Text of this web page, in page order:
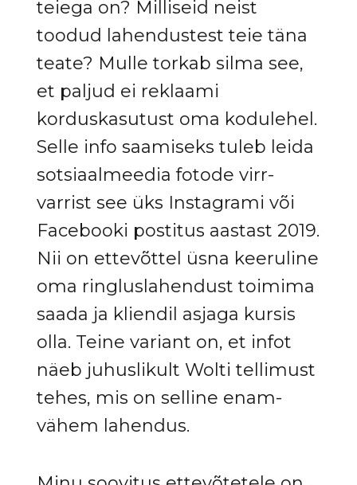
teiega on? Milliseid neist
toodud lahendustest teie täna
teate? Mulle torkab silma see,
et paljud ei reklaami
korduskasutust oma kodulehel.
Selle info saamiseks tuleb leida
sotsiaalmeedia fotode virr-
varrist see üks Instagrami või
Facebooki postitus aastast 2019.
Nii on ettevõttel üsna keeruline
oma ringluslahendust toimima
saada ja kliendil asjaga kursis
olla. Teine variant on, et infot
näeb juhuslikult Wolti tellimust
tehes, mis on selline enam-
vähem lahendus.